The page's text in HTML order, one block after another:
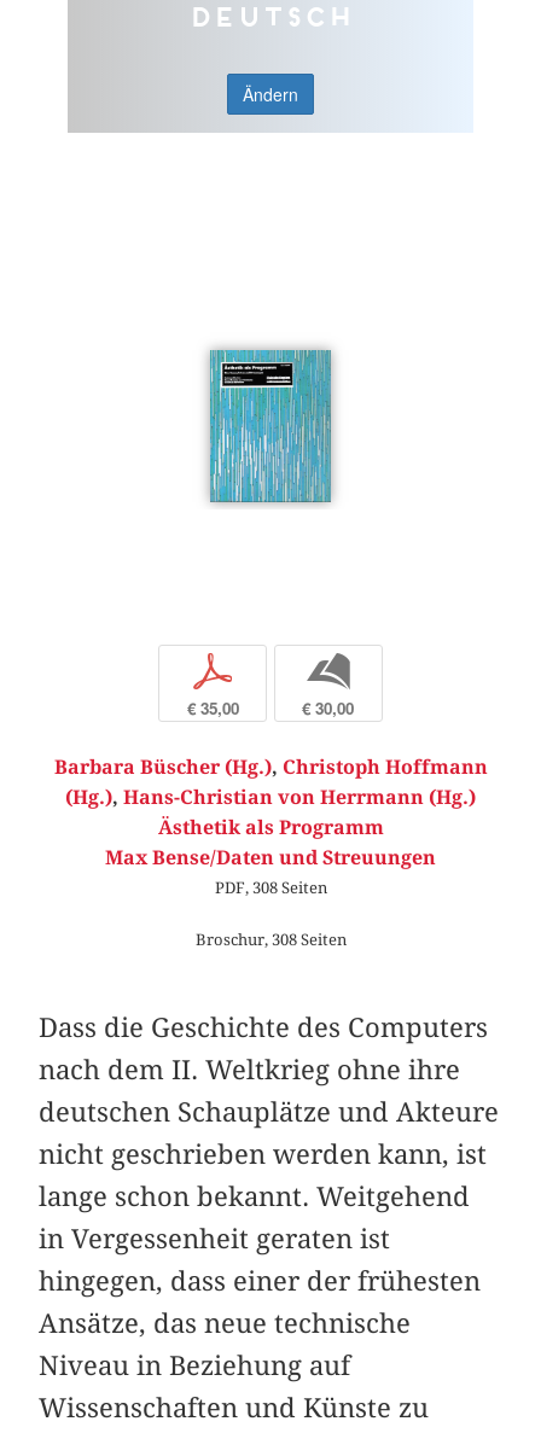
Deutsch
Ändern
p
€ 35,00
b
€ 30,00
Barbara Büscher (Hg.), Christoph Hoffmann
(Hg.), Hans-Christian von Herrmann (Hg.)
Ästhetik als Programm
Max Bense/Daten und Streuungen
PDF, 308 Seiten
Broschur, 308 Seiten
Dass die Geschichte des Computers
nach dem II. Weltkrieg ohne ihre
deutschen Schauplätze und Akteure
nicht geschrieben werden kann, ist
lange schon bekannt. Weitgehend
in Vergessenheit geraten ist
hingegen, dass einer der frühesten
Ansätze, das neue technische
Niveau in Beziehung auf
Wissenschaften und Künste zu